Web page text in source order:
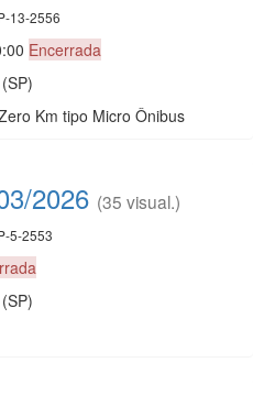
13-2556
Encerrada
Km tipo Micro Ônibus
2026 (35 visual.)
5-2553